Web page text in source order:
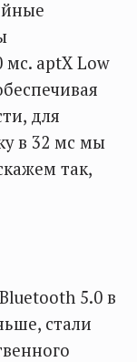
мс. aptX Low
для
в 32 мс мы
так,
5.0 в
стали